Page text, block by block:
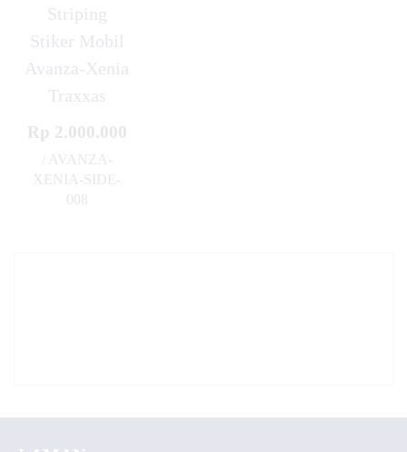
Striping
Stiker Mobil
Avanza-Xenia
Traxxas
Rp 2.000.000
/ AVANZA-
XENIA-SIDE-
008